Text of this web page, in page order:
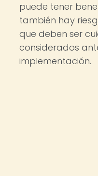
puede tener
también hay
que deben ser
considerados
implementación.